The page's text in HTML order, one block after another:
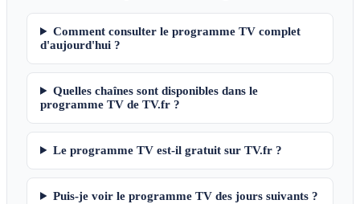
Comment consulter le programme TV complet
d'aujourd'hui ?
Quelles chaînes sont disponibles dans le
programme TV de TV.fr ?
Le programme TV est-il gratuit sur TV.fr ?
Puis-je voir le programme TV des jours suivants ?